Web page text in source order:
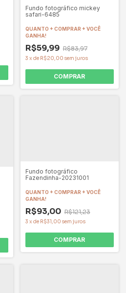
Fundo fotográfico mickey
safari-6485
QUANTO + COMPRAR + VOCÊ
GANHA!
R$59,99 R$83,97
3 x de R$20,00 sem juros
COMPRAR
Fundo fotográfico
Fazendinha-20231001
QUANTO + COMPRAR + VOCÊ
GANHA!
R$93,00 R$121,23
3 x de R$31,00 sem juros
COMPRAR